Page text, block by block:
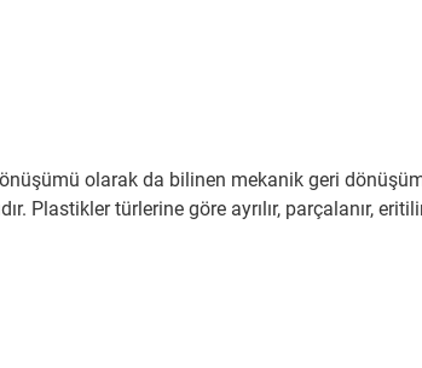
olarak da bilinen mekanik geri
Plastikler türlerine göre ayrılır, parçalanır,